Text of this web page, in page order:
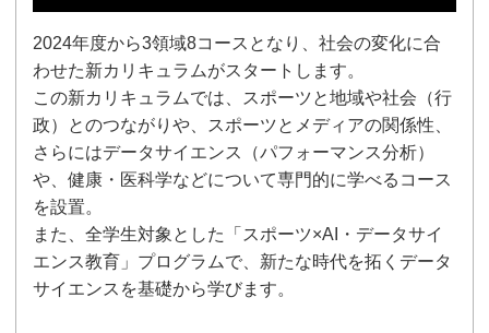
2024年度から3領域8コースとなり、社会の変化に合
わせた新カリキュラムがスタートします。
この新カリキュラムでは、スポーツと地域や社会（行
政）とのつながりや、スポーツとメディアの関係性、
さらにはデータサイエンス（パフォーマンス分析）
や、健康・医科学などについて専門的に学べるコース
を設置。
また、全学生対象とした「スポーツ×AI・データサイ
エンス教育」プログラムで、新たな時代を拓くデータ
サイエンスを基礎から学びます。